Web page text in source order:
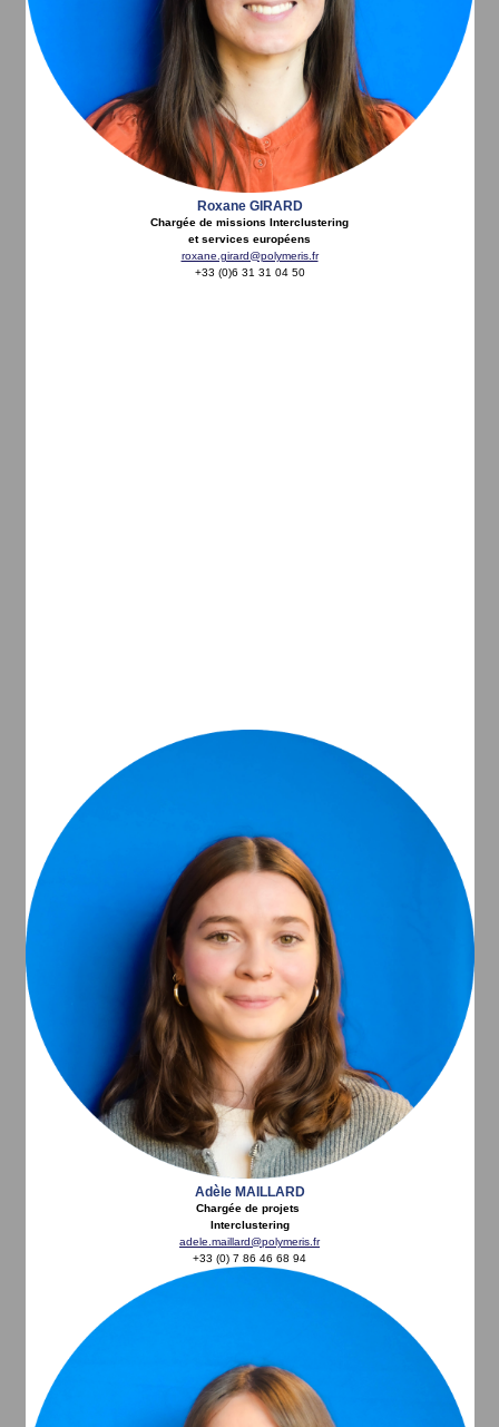
Roxane GIRARD
Chargée de missions Interclustering
et services européens
roxane.girard@polymeris.fr
+33 (0)6 31 31 04 50
Adèle MAILLARD
Chargée de projets
Interclustering
adele.maillard@polymeris.fr
+33 (0) 7 86 46 68 94